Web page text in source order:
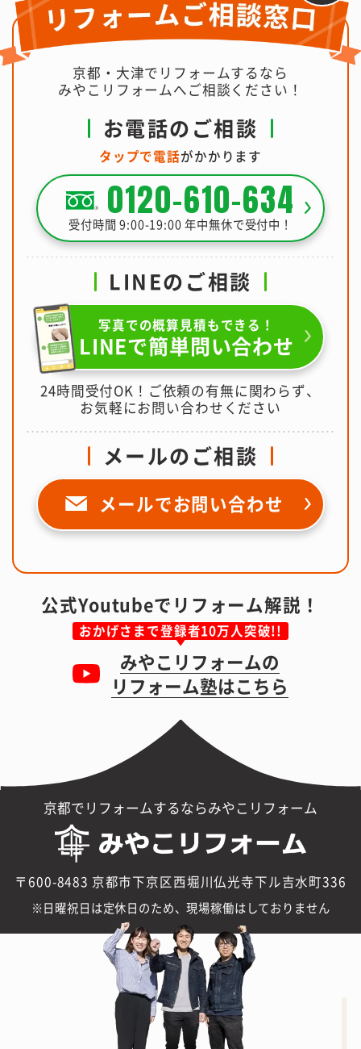
京都・大津でリフォームするなら
みやこリフォームへご相談ください！
お電話のご相談
タップで電話がかかります
0120-610-634
受付時間 9:00-19:00 年中無休で受付中！
LINEのご相談
写真での概算見積もできる！
LINEで簡単問い合わせ
24時間受付OK！ご依頼の有無に関わらず、
お気軽にお問い合わせください
メールのご相談
メールでお問い合わせ
公式Youtubeでリフォーム解説！
おかげさまで登録者10万人突破!!
みやこリフォームの
リフォーム塾はこちら
京都でリフォームするならみやこリフォーム
〒600-8483 京都市下京区西堀川仏光寺下ル吉水町336
日曜祝日は定休日のため、現場稼働はしておりません